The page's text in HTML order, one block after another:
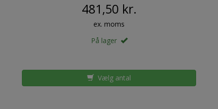
481,50 kr.
ex. moms
På lager
Vælg antal